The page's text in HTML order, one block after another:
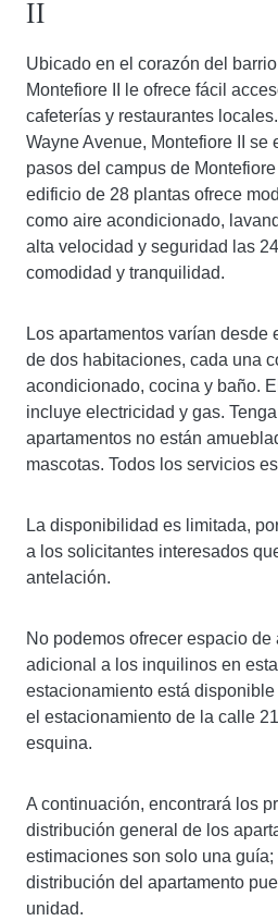
II
Ubicado en el corazón del
Montefiore II le ofrece fácil
cafeterías y restaurantes
Wayne Avenue, Montefiore II se
pasos del campus de
edificio de 28 plantas ofrece
como aire acondicionado,
alta velocidad y seguridad las
comodidad y tranquilidad.
Los apartamentos varían desde
de dos habitaciones, cada una
acondicionado, cocina y baño.
incluye electricidad y gas.
apartamentos no están
mascotas. Todos los servicios
La disponibilidad es limitada,
a los solicitantes interesados
antelación.
No podemos ofrecer espacio
adicional a los inquilinos en
estacionamiento está
el estacionamiento de la calle
esquina.
A continuación, encontrará los
distribución general de los
estimaciones son solo una
distribución del apartamento
unidad.